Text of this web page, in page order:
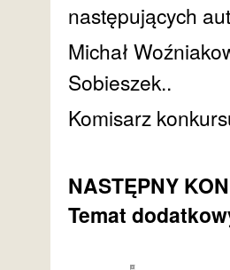
następujących
Michał
Sobieszek..
Komisarz
NASTĘPNY
Temat